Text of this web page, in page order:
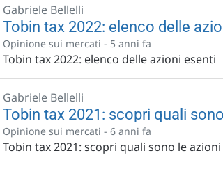
Gabriele Bellelli
Tobin tax 2022: elenco delle
Opinione sui mercati - 5 anni fa
Tobin tax 2022: elenco delle azioni esenti
Gabriele Bellelli
Tobin tax 2021: scopri quali
Opinione sui mercati - 6 anni fa
Tobin tax 2021: scopri quali sono le